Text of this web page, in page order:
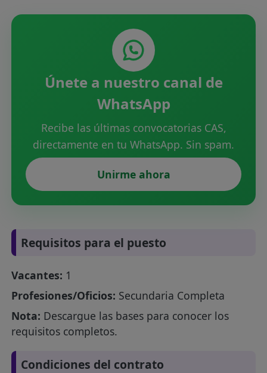
Únete a nuestro canal de
WhatsApp
Recibe las últimas convocatorias CAS,
directamente en tu WhatsApp. Sin spam.
Unirme ahora
Requisitos para el puesto
Vacantes: 1
Profesiones/Oficios: Secundaria Completa
Nota: Descargue las bases para conocer los
requisitos completos.
Condiciones del contrato